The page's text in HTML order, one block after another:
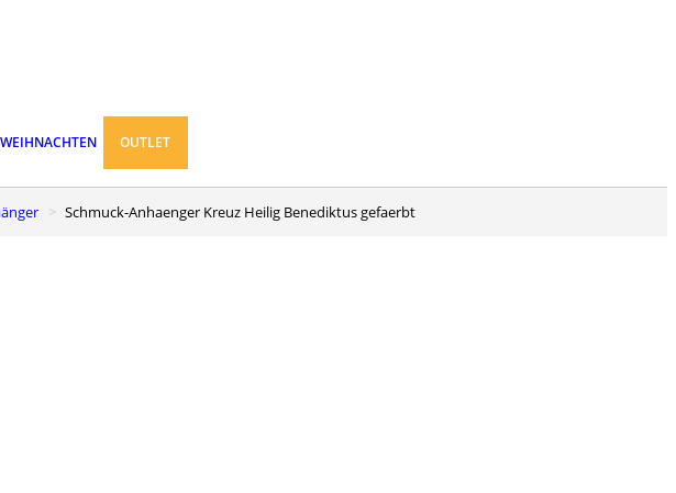
WEIHNACHTEN OUTLET
Schmuck-Anhaenger Kreuz Heilig Benediktus gefaerbt